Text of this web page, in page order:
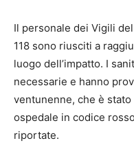
Il personale dei Vigili
118 sono riusciti a
luogo dell’impatto. I
necessarie e hanno
ventunenne, che è
ospedale in codice
riportate.